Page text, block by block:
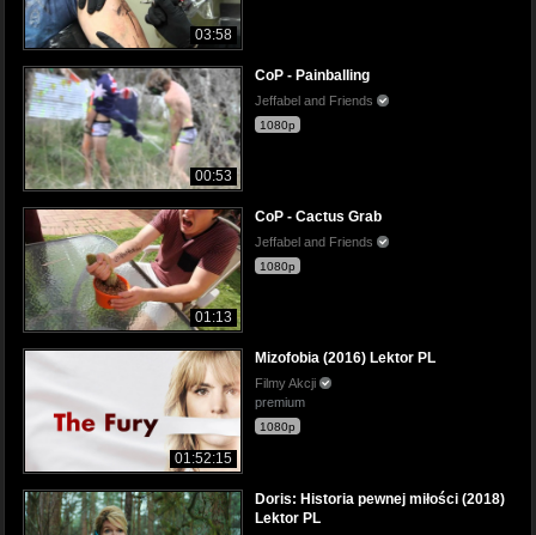
03:58
00:53
CoP - Painballing
Jeffabel and Friends
1080p
01:13
CoP - Cactus Grab
Jeffabel and Friends
1080p
01:52:15
Mizofobia (2016) Lektor PL
Filmy Akcji
premium
1080p
Doris: Historia pewnej miłości (2018)
Lektor PL